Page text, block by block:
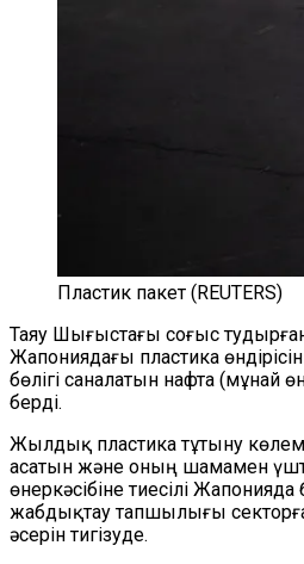
Пластик пакет (REUTERS)
Таяу Шығыстағы соғыс
Жапониядағы пластика
бөлігі саналатын нафта (мұнай
берді.
Жылдық пластика тұтыну
асатын және оның шамамен
өнеркәсібіне тиесілі
жабдықтау тапшылығы
әсерін тигізуде.